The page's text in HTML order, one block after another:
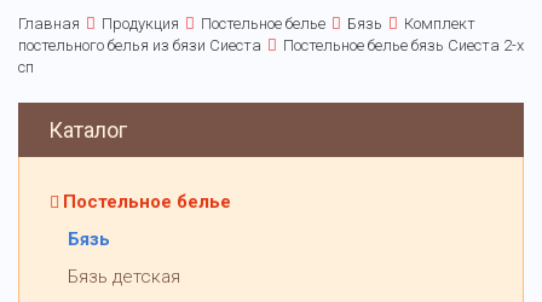
Главная Продукция Постельное белье Бязь
Комплект
постельного белья из бязи Сиеста
Постельное белье бязь Сиеста 2-х
сп
Каталог
Постельное белье
Бязь
Бязь детская